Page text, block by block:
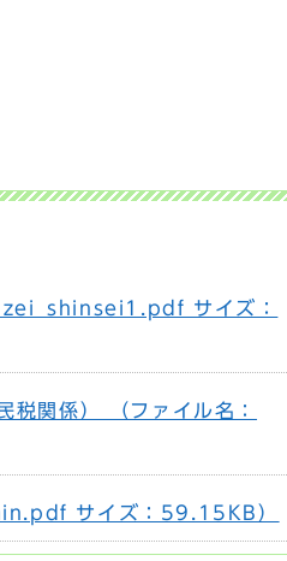
zei_shinsei1.pdf サイズ：
税関係） （ファイル名：
サイズ：59.15KB）